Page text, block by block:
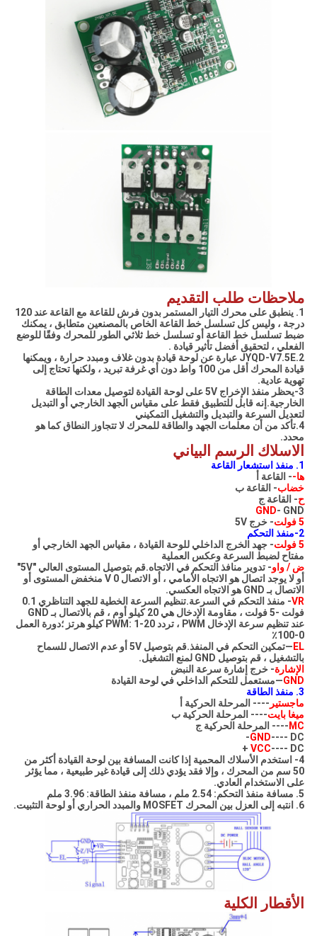
ملاحظات طلب التقديم
1. ينطبق على محرك التيار المستمر بدون فرش للقاعة مع القاعة عند 120
درجة ، وليس كل تسلسل خط القاعة الخاص بالمصنعين متطابق ، يمكنك
ضبط تسلسل خط القاعة أو تسلسل خط ثلاثي الطور للمحرك وفقًا للوضع
الفعلي ، لتحقيق أفضل تأثير قيادة .
2.JYQD-V7.5E عبارة عن لوحة قيادة بدون غلاف ومبدد حرارة ، ويمكنها
قيادة المحرك أقل من 100 واط دون أي غرفة تبريد ، ولكنها تحتاج إلى
تهوية عادية.
3-يحظر منفذ الإخراج 5V على لوحة القيادة لتوصيل معدات الطاقة
الخارجية.إنه قابل للتطبيق فقط على مقياس الجهد الخارجي أو التبديل
لتعديل السرعة والتبديل والتشغيل التمكيني
4.تأكد من أن معلمات الجهد والطاقة للمحرك لا تتجاوز النطاق كما هو
محدد.
الاسلاك الرسم البياني
1. منفذ استشعار القاعة
ها-- القاعة أ
خضاب- القاعة ب
ح- القاعة ج
GND- GND
5 فولت
- خرج 5V
2-منفذ التحكم
5 فولت
- جهد الخرج الداخلي للوحة القيادة ، مقياس الجهد الخارجي أو
مفتاح لضبط السرعة وعكس العملية
ض / واو
- تدوير منافذ التحكم في الاتجاه.قم بتوصيل المستوى العالي "5V"
أو لا يوجد اتصال هو الاتجاه الأمامي ، أو الاتصال 0 V منخفض المستوى أو
الاتصال بـ GND هو الاتجاه العكسي.
VR
- منفذ التحكم في السرعة.تنظيم السرعة الخطية للجهد التناظري 0.1
فولت -5 فولت ، مقاومة الإدخال هي 20 كيلو أوم ، قم بالاتصال بـ GND
عند تنظيم سرعة الإدخال PWM ، تردد PWM: 1-20 كيلو هرتز ؛دورة العمل
0-100٪
EL
—تمكين التحكم في المنفذ.قم بتوصيل 5V أو عدم الاتصال للسماح
بالتشغيل ، قم بتوصيل GND لمنع التشغيل.
الإشارة- خرج إشارة سرعة النبض
GND—مستعمل للتحكم الداخلي في لوحة القيادة
3. منفذ الطاقة
ماجستير ---- المرحلة الحركية أ
ميغا بايت---- المرحلة الحركية ب
MC ---- المرحلة الحركية ج
GND---- DC-
VCC---- DC +
4- استخدم الأسلاك المحمية إذا كانت المسافة بين لوحة القيادة أكثر من
50 سم من المحرك ، وإلا فقد يؤدي ذلك إلى قيادة غير طبيعية ، مما يؤثر
على الاستخدام العادي.
5. مسافة منفذ التحكم: 2.54 ملم ، مسافة منفذ الطاقة: 3.96 ملم
6. انتبه إلى العزل بين المحرك MOSFET والمبدد الحراري أو لوحة التثبيت.
الأقطار الكلية